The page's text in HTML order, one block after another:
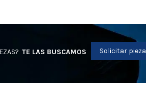
TE LAS BUSCAMOS Solicitar pieza